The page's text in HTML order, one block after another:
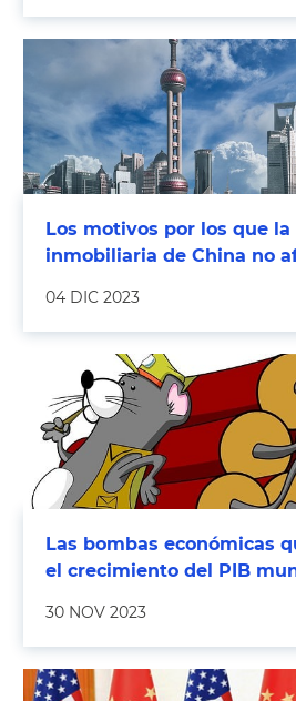
Los motivos por los que la
inmobiliaria de China no
04 DIC 2023
Las bombas económicas
el crecimiento del PIB
30 NOV 2023